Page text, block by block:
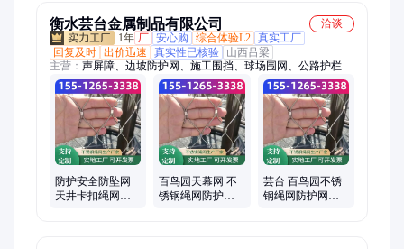
衡水芸台金属制品有限公司
洽谈
1年 厂 安心购 综合体验L2 真实工厂
回复及时 出价迅速 真实性已核验
山西吕梁
主营： 声屏障、边坡防护网、施工围挡、球场围网、公路护栏、
石笼网、刀片刺绳、防抛网
防护安全防坠网
天井卡扣绳网天
百鸟园天幕网 不
锈钢绳网防护网
芸台 百鸟园不锈
钢绳网防护网天